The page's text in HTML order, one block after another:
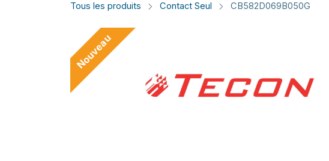
Tous les produits Contact Seul CB582D069B050G
Nouveau